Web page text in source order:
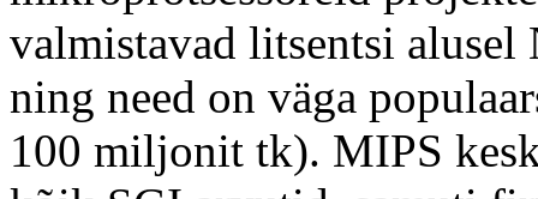
valmistavad litsentsi
ning need on väga
100 miljonit tk). MIPS